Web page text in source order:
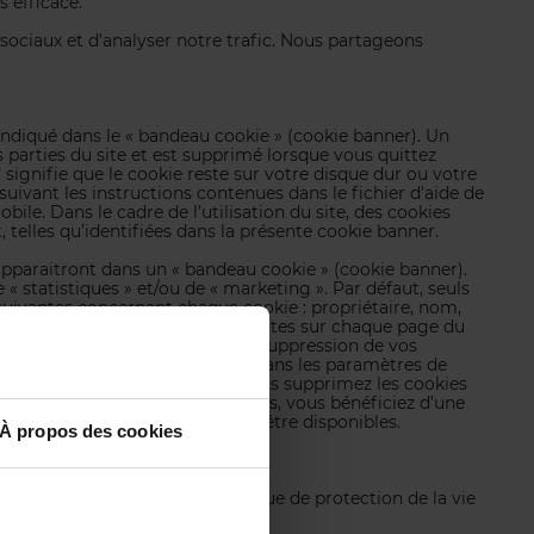
À propos des cookies
et d'analyser notre trafic. Nous partageons
dans le « bandeau cookie » (cookie banner). Un
du site et est supprimé lorsque vous quittez
que le cookie reste sur votre disque dur ou votre
les instructions contenues dans le fichier d'aide de
Dans le cadre de l’utilisation du site, des cookies
qu’identifiées dans la présente cookie banner.
dans un « bandeau cookie » (cookie banner).
statistiques » et/ou de « marketing ». Par défaut, seuls
concernant chaque cookie : propriétaire, nom,
» ne devront pas être reproduites sur chaque page du
(par exemple en cas de suppression de vos
ou bloquer les cookies dans les paramètres de
ou dispositifs, ou si vous supprimez les cookies
laissant les cookies actifs, vous bénéficiez d’une
tels cookies peuvent ne plus être disponibles.
veuillez voir notre
Politique de protection de la vie
consentement.